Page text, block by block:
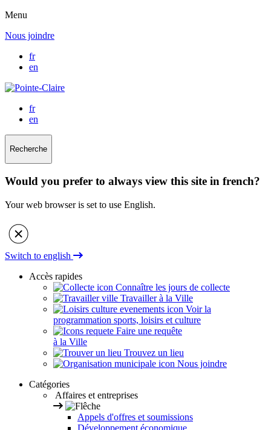
Menu
Nous joindre
fr
en
fr
en
Recherche
Would you prefer to always view this site in french?
Your web browser is set to use English.
Switch to english
Accès rapides
Connaître les jours de collecte
Travailler à la Ville
Voir la
programmation sports, loisirs et culture
Faire une requête
à la Ville
Trouvez un lieu
Nous joindre
Catégories
Affaires et entreprises
Appels d'offres et soumissions
Développement économique